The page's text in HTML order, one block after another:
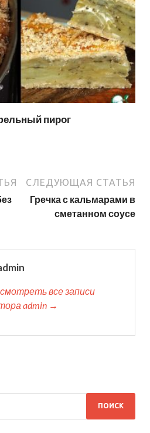
пирог
СЛЕДУЮЩАЯ СТАТЬЯ
Гречка с кальмарами в
сметанном соусе
все записи
admin →